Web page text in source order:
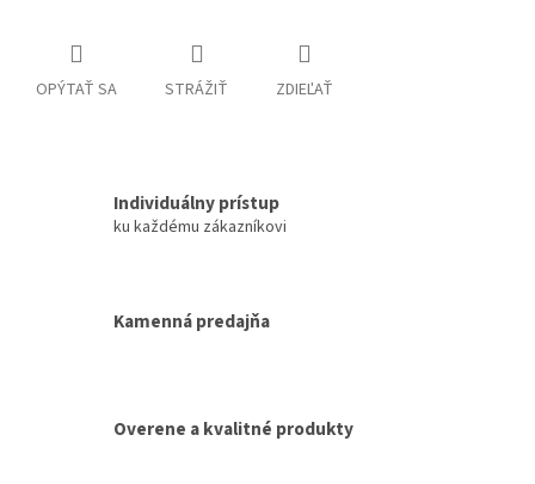
OPÝTAŤ SA STRÁŽIŤ ZDIEĽAŤ
Individuálny prístup
ku každému zákazníkovi
Kamenná predajňa
Overene a kvalitné produkty